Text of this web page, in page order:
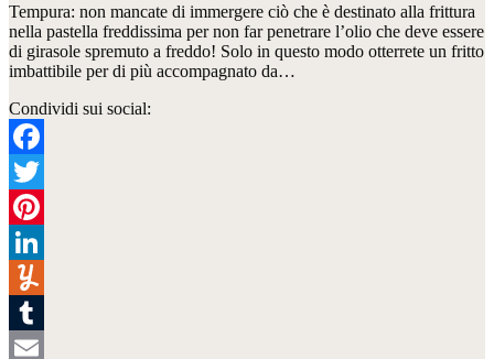
Tempura: non mancate di immergere ciò che è destinato alla frittura
nella pastella freddissima per non far penetrare l’olio che deve essere
di girasole spremuto a freddo! Solo in questo modo otterrete un fritto
imbattibile per di più accompagnato da…
Condividi sui social:
Facebook
Twitter
Pinterest
LinkedIn
Yummly
Tumblr